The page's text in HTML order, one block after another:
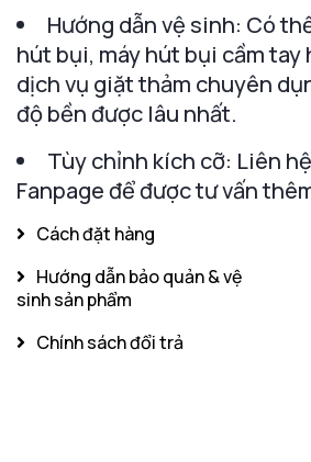
Hướng dẫn vệ sinh: Có
hút bụi, máy hút bụi cầm tay
dịch vụ giặt thảm chuyên
độ bền được lâu nhất.
Tùy chỉnh kích cỡ: Liên
Fanpage để được tư vấn
Cách đặt hàng
Hướng dẫn bảo quản & vệ
sinh sản phẩm
Chính sách đổi trả